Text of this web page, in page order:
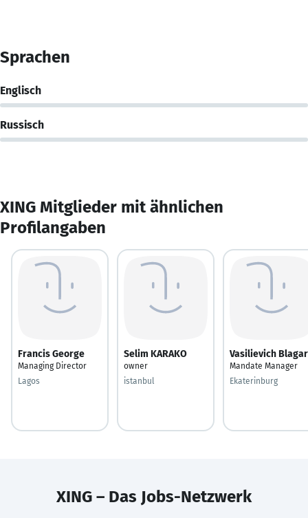
Sprachen
Englisch
Russisch
XING Mitglieder mit ähnlichen
Profilangaben
Francis George
Managing Director
Lagos
Selim KARAKO
owner
istanbul
Vasilievich
Mandate Manager
Ekaterinburg
XING – Das Jobs-Netzwerk